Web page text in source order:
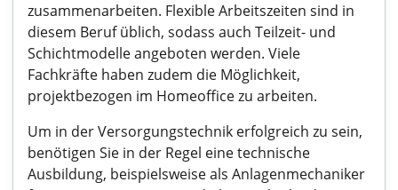
zusammenarbeiten. Flexible Arbeitszeiten sind in
diesem Beruf üblich, sodass auch Teilzeit- und
Schichtmodelle angeboten werden. Viele
Fachkräfte haben zudem die Möglichkeit,
projektbezogen im Homeoffice zu arbeiten.
Um in der Versorgungstechnik erfolgreich zu sein,
benötigen Sie in der Regel eine technische
Ausbildung, beispielsweise als Anlagenmechaniker